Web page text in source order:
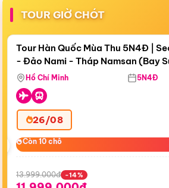
TOUR GIỜ CHÓT
Còn17 ngày 20:51:50
Bay Sun Phuquoc Airways
Tour Hàn Quốc Mùa Thu 5N4Đ |
- Đảo Nami - Tháp Namsan (Bay
Airways)
Hồ Chí Minh 5N4Đ
26/08
Còn 10 chỗ
Còn 10 chỗ
13.999.000đ -14%